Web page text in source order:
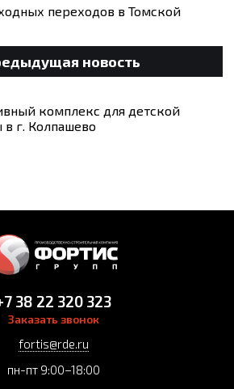
переходов в Томской
новость
комплекс для детской
г. Колпашево
38 22 320 323
Заказать звонок
fortis@rde.ru
пн-пт 9:00–18:00